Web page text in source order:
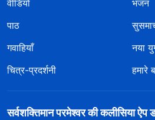
वीडियो
भजन
पाठ
गवाहियाँ
नया
चित्र-प्रदर्शनी
हमारे
सर्वशक्तिमान परमेश्वर की कलीसिया ऐप